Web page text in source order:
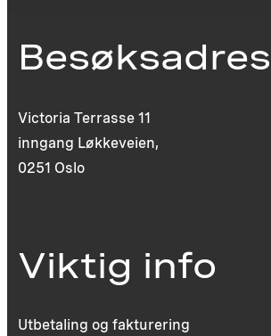
Victoria Terrasse 11
inngang Løkkeveien,
0251 Oslo
Viktig info
Utbetaling og fakturering